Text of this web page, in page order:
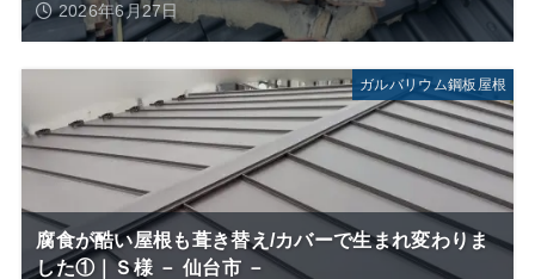
2026年6月27日
ガルバリウム鋼板屋根
腐食が酷い屋根も葺き替え/カバーで生まれ変わりま
した①｜Ｓ様 － 仙台市 －